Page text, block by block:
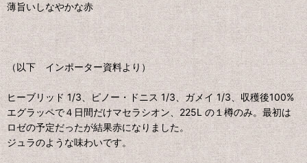
薄旨いしなやかな赤
（以下 インポーター資料より）
ヒーブリッド 1/3、ピノー・ドニス 1/3、ガメイ 1/3、収穫後100%
エグラッペで４日間だけマセラシオン、225L の１樽のみ。最初は
ロゼの予定だったが結果赤になりました。
ジュラのような味わいです。